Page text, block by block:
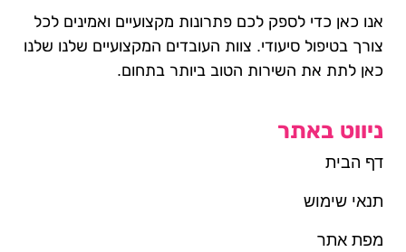
אנו כאן כדי לספק לכם פתרונות מקצועיים ואמינים לכל
צורך בטיפול סיעודי. צוות העובדים המקצועיים שלנו שלנו
כאן לתת את השירות הטוב ביותר בתחום.
ניווט באתר
דף הבית
תנאי שימוש
מפת אתר